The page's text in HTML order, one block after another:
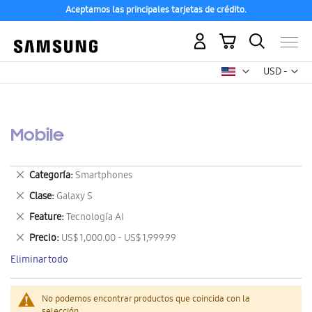
Aceptamos las principales tarjetas de crédito.
USD -
dólar
Mi carrito
Mobile
No podemos encontrar productos que coincida con la
Categoría Smartphones
Eliminar
este
artículo
Clase Galaxy S
Eliminar
este
artículo
Feature Tecnología AI
Eliminar
este
artículo
Precio US$ 1,000.00 - US$ 1,999.99
Eliminar
este
artículo
Eliminar todo